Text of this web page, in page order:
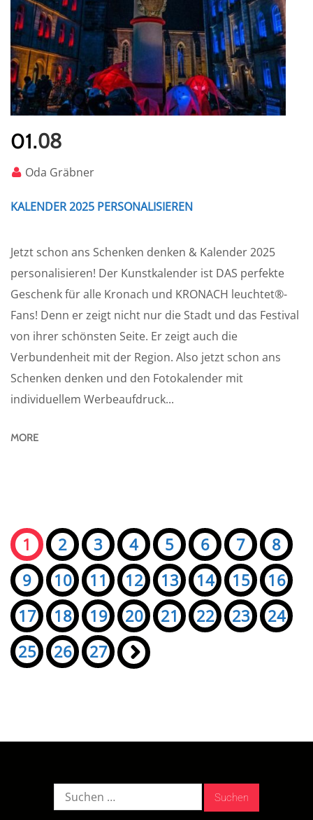
01.08
Oda Gräbner
KALENDER 2025 PERSONALISIEREN
Jetzt schon ans Schenken denken & Kalender 2025
personalisieren! Der Kunstkalender ist DAS perfekte
Geschenk für alle Kronach und KRONACH leuchtet®-
Fans! Denn er zeigt nicht nur die Stadt und das Festival
von ihrer schönsten Seite. Er zeigt auch die
Verbundenheit mit der Region. Also jetzt schon ans
Schenken denken und den Fotokalender mit
individuellem Werbeaufdruck...
MORE
Seiten:
1 2 3 4 5 6 7
8
9
10 11 12 13 14 15
16
17
18 19 20 21 22 23
24
25
26 27 »
Suche